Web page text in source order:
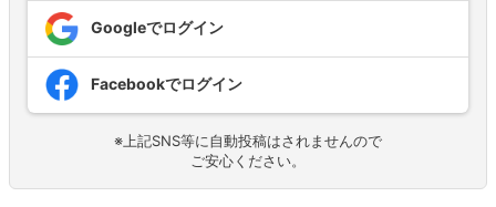
Googleでログイン
Facebookでログイン
※上記SNS等に自動投稿はされませんので
ご安心ください。